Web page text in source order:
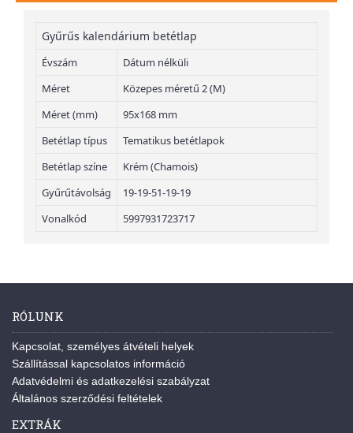
Gyűrűs kalendárium betétlap
Évszám
Dátum nélküli
Méret
Közepes méretű 2 (M)
Méret (mm)
95x168 mm
Betétlap típus
Tematikus betétlapok
Betétlap színe
Krém (Chamois)
Gyűrűtávolság
19-19-51-19-19
Vonalkód
5997931723717
RÓLUNK
Kapcsolat, személyes átvételi helyek
Szállítással kapcsolatos információ
Adatvédelmi és adatkezelési szabályzat
Általános szerződési feltételek
EXTRÁK